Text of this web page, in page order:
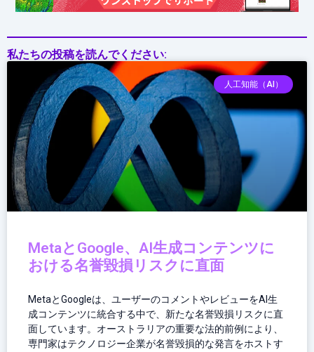
心
通
わ
る
次
世
代
パ
ト
私たちの投稿を読んでください:
人工知能（AI）
MetaとGoogle、AI生成コンテンツに
おける名誉毀損リスクに直面
MetaとGoogleは、ユーザーのコメントやレビューをAI生
成コンテンツに統合する中で、新たな名誉毀損リスクに直
面しています。オーストラリアの重要な法的前例により、
専門家はテクノロジー企業が名誉毀損的な発言をホストす